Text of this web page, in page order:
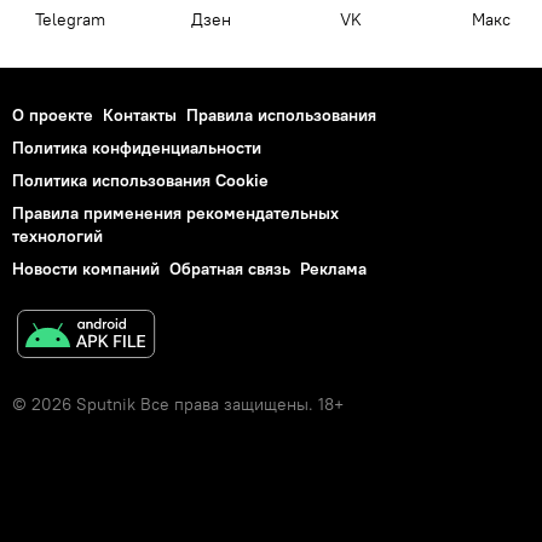
Telegram Дзен VK Макс
О проекте Контакты Правила использования
Политика конфиденциальности
Политика использования Cookie
Правила применения рекомендательных
технологий
Новости компаний Обратная связь Реклама
© 2026 Sputnik Все права защищены. 18+